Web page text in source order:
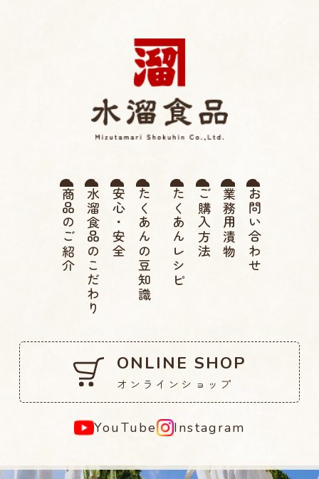
薩摩たくあん 水溜食品 |
伝統 寒干したくあん、高
菜漬け、つぼ漬け
商品のご紹介水溜食品のこだわり安心・安全たくあんの豆知識 たくあんレシピご購入方法業務用漬物お問い合わせ
ONLINE SHOP
オンラインショップ
YouTube Instagram